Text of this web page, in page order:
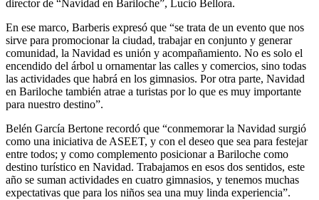
director de “Navidad en Bariloche”, Lucio Bellora.
En ese marco, Barberis expresó que “se trata de un evento que nos
sirve para promocionar la ciudad, trabajar en conjunto y generar
comunidad, la Navidad es unión y acompañamiento. No es solo el
encendido del árbol u ornamentar las calles y comercios, sino todas
las actividades que habrá en los gimnasios. Por otra parte, Navidad
en Bariloche también atrae a turistas por lo que es muy importante
para nuestro destino”.
Belén García Bertone recordó que “conmemorar la Navidad surgió
como una iniciativa de ASEET, y con el deseo que sea para festejar
entre todos; y como complemento posicionar a Bariloche como
destino turístico en Navidad. Trabajamos en esos dos sentidos, este
año se suman actividades en cuatro gimnasios, y tenemos muchas
expectativas que para los niños sea una muy linda experiencia”.